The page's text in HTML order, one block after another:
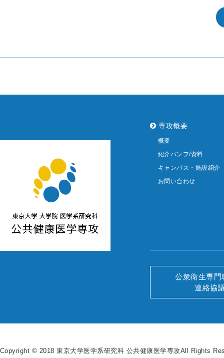
専攻概要
概要
紹介パンフ/資料
キャンパス・施設紹介
お問い合わせ
公衆衛生専門
連絡協
Copyright © 2018 東京大学医学系研究科 公共健康医学専攻All Rights